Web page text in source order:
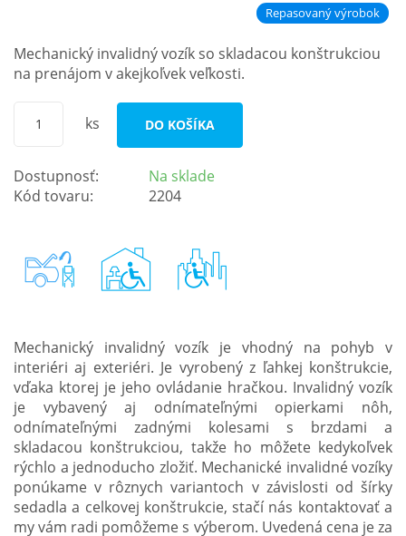
Repasovaný výrobok
Mechanický invalidný vozík so skladacou konštrukciou
na prenájom v akejkoľvek veľkosti.
ks DO KOŠÍKA
Dostupnosť:
Na sklade
Kód tovaru:
2204
Mechanický invalidný vozík je vhodný na pohyb v
interiéri aj exteriéri. Je vyrobený z ľahkej konštrukcie,
vďaka ktorej je jeho ovládanie hračkou. Invalidný vozík
je vybavený aj odnímateľnými opierkami nôh,
odnímateľnými zadnými kolesami s brzdami a
skladacou konštrukciou, takže ho môžete kedykoľvek
rýchlo a jednoducho zložiť. Mechanické invalidné vozíky
ponúkame v rôznych variantoch v závislosti od šírky
sedadla a celkovej konštrukcie, stačí nás kontaktovať a
my vám radi pomôžeme s výberom. Uvedená cena je za